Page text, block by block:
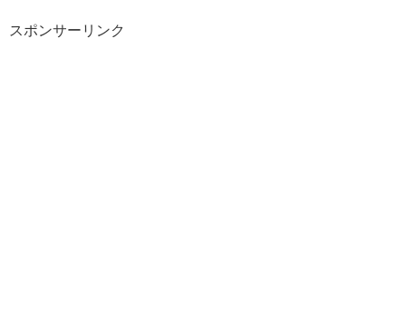
スポンサーリンク